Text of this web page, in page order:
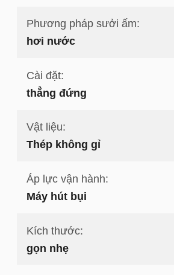
Phương pháp sưởi ấm:
hơi nước
Cài đặt:
thẳng đứng
Vật liệu:
Thép không gỉ
Áp lực vận hành:
Máy hút bụi
Kích thước:
gọn nhẹ